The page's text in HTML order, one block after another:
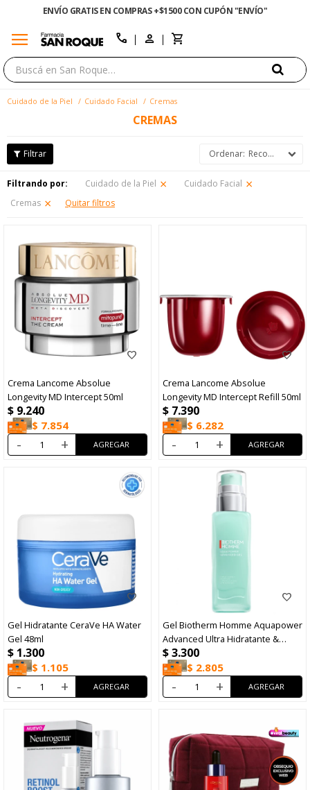
ENVÍO GRATIS EN COMPRAS +$1500 CON CUPÓN "ENVÍO"
menu call
Cuidado de la Piel Cuidado Facial Cremas
CREMAS
Recomendados
Filtrando por: Cuidado de la Piel
Cuidado Facial
Cremas
Quitar filtros
Crema Lancome Absolue
Longevity MD Intercept 50ml
$ 9.240
$ 7.854
- +
Crema Lancome Absolue
Longevity MD Intercept Refill 50ml
$ 7.390
$ 6.282
- +
Gel Hidratante CeraVe HA Water
Gel 48ml
$ 1.300
$ 1.105
- +
Gel Biotherm Homme Aquapower
Advanced Ultra Hidratante &
Fortalecedor 75ml
$3.300
$ 2.805
- +
close